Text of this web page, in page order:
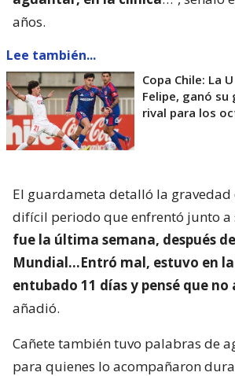
años.
Lee también...
Copa Chile: La
Felipe, ganó su
rival para los
El guardameta detalló la gravedad
difícil periodo que enfrentó junto a
fue la última semana, después
Mundial…Entró mal, estuvo en la
entubado 11 días y pensé que
añadió.
Cañete también tuvo palabras de
para quienes lo acompañaron